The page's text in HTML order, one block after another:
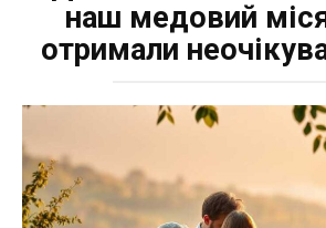
наш медовий
отримали